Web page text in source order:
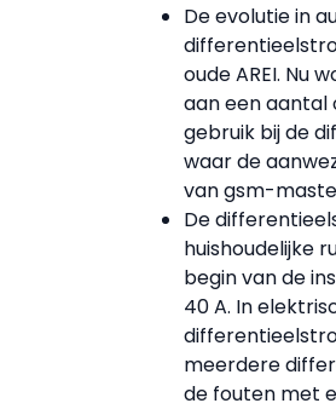
De evolutie in
oude AREI. Nu
aan een aantal
gebruik bij de
waar de
van gsm-
De
huishoudelijke
begin van de
40 A. In
meerdere
de fouten met